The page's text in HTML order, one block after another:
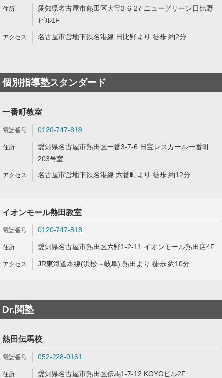
愛知県名古屋市熱田区大宝3-6-27 ニューグリーン日比野
ビル1F
名古屋市営地下鉄名港線 日比野より 徒歩 約2分
個別指導塾スタンダード
一番町教室
0120-747-818
愛知県名古屋市熱田区一番3-7-6 日宝レスカール一番町
203号室
名古屋市営地下鉄名港線 六番町より 徒歩 約12分
イオンモール熱田教室
0120-747-818
愛知県名古屋市熱田区六野1-2-11 イオンモール熱田店4F
JR東海道本線(浜松～岐阜) 熱田より 徒歩 約10分
Dr.関塾
熱田伝馬校
052-228-0161
愛知県名古屋市熱田区伝馬1-7-12 KOYOビル2F